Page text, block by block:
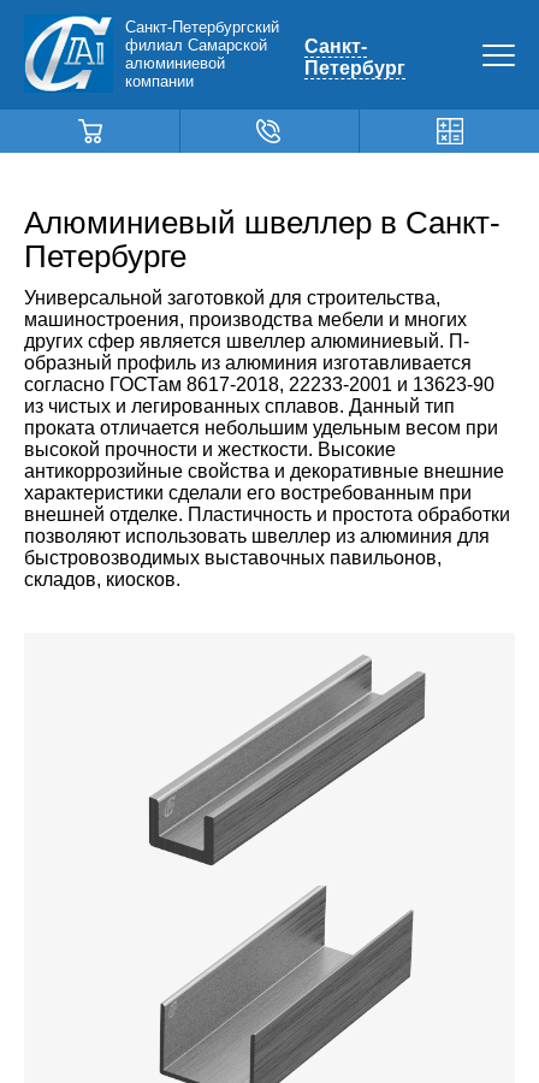
Санкт-Петербургский
филиал Самарской
алюминиевой
компании
Санкт-
Петербург
Алюминиевый швеллер в Санкт-
Петербурге
Универсальной заготовкой для строительства,
машиностроения, производства мебели и многих
других сфер является швеллер алюминиевый. П-
образный профиль из алюминия изготавливается
согласно ГОСТам 8617-2018, 22233-2001 и 13623-90
из чистых и легированных сплавов. Данный тип
проката отличается небольшим удельным весом при
высокой прочности и жесткости. Высокие
антикоррозийные свойства и декоративные внешние
характеристики сделали его востребованным при
внешней отделке. Пластичность и простота обработки
позволяют использовать швеллер из алюминия для
быстровозводимых выставочных павильонов,
складов, киосков.